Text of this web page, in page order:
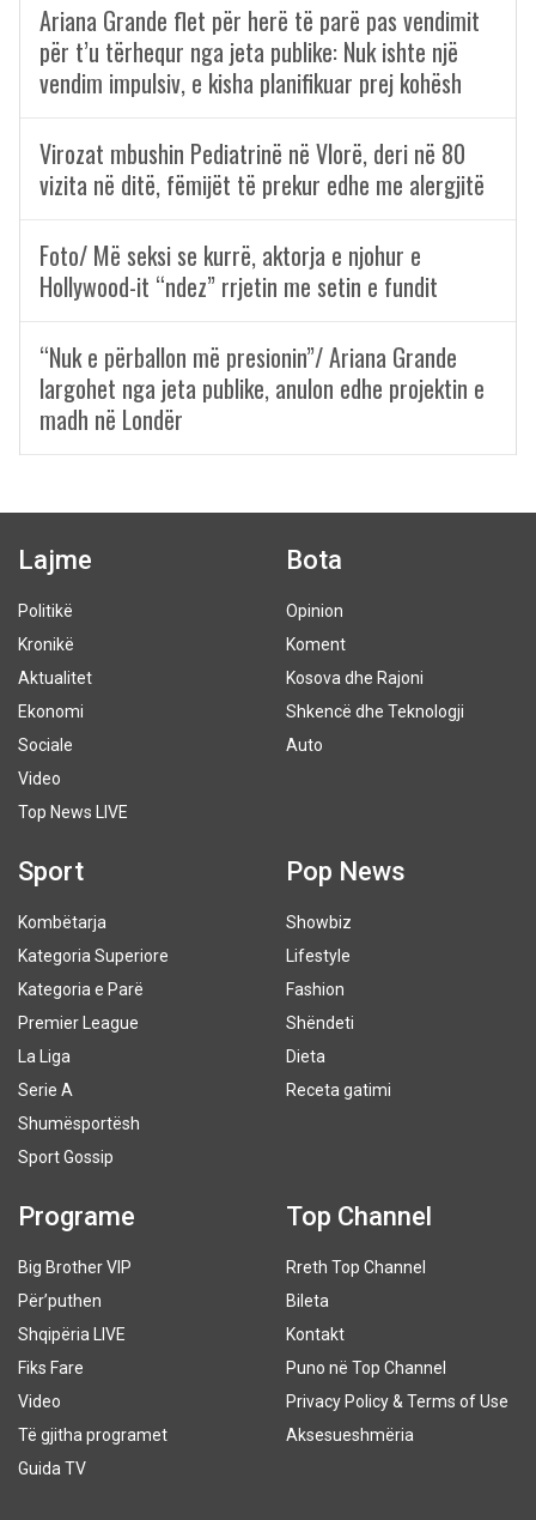
Ariana Grande flet për herë të parë pas vendimit
për t’u tërhequr nga jeta publike: Nuk ishte një
vendim impulsiv, e kisha planifikuar prej kohësh
Virozat mbushin Pediatrinë në Vlorë, deri në 80
vizita në ditë, fëmijët të prekur edhe me alergjitë
Foto/ Më seksi se kurrë, aktorja e njohur e
Hollywood-it “ndez” rrjetin me setin e fundit
“Nuk e përballon më presionin”/ Ariana Grande
largohet nga jeta publike, anulon edhe projektin e
madh në Londër
Lajme
Politikë
Kronikë
Aktualitet
Ekonomi
Sociale
Video
Top News LIVE
Bota
Opinion
Koment
Kosova dhe Rajoni
Shkencë dhe Teknologji
Auto
Sport
Kombëtarja
Kategoria Superiore
Kategoria e Parë
Premier League
La Liga
Serie A
Shumësportësh
Sport Gossip
Pop News
Showbiz
Lifestyle
Fashion
Shëndeti
Dieta
Receta gatimi
Programe
Big Brother VIP
Për’puthen
Shqipëria LIVE
Fiks Fare
Video
Të gjitha programet
Guida TV
Top Channel
Rreth Top Channel
Bileta
Kontakt
Puno në Top Channel
Privacy Policy & Terms of Use
Aksesueshmëria